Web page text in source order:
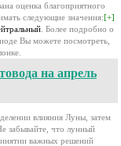
оценка благоприятного
следующие значения:[+]
. Более подробно о
Вы можете посмотреть,
на апрель
влияния Луны, затем
забывайте, что лунный
важных решений